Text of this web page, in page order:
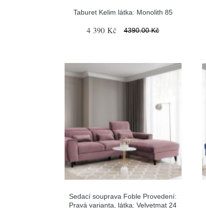
Taburet Kelim látka: Monolith 85
4 390 Kč 4390.00 Kč
Sedací souprava Foble Provedení:
Pravá varianta, látka: Velvetmat 24